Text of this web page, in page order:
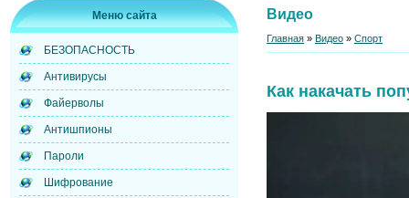
Меню сайта
БЕЗОПАСНОСТЬ
Антивирусы
Файерволы
Антишпионы
Пароли
Шифрование
Видео
Главная » Видео » Спорт
Как накачать